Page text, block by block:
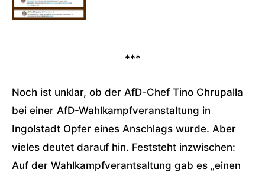
***
Noch ist unklar, ob der AfD-Chef Tino Chrupalla
bei einer AfD-Wahlkampfveranstaltung in
Ingolstadt Opfer eines Anschlags wurde. Aber
vieles deutet darauf hin. Feststeht inzwischen:
Auf der Wahlkampfverantsaltung gab es „einen